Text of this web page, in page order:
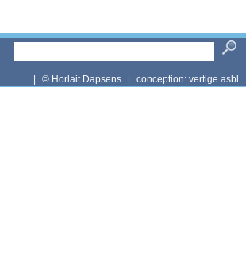
© Horlait Dapsens conception: vertige asbl